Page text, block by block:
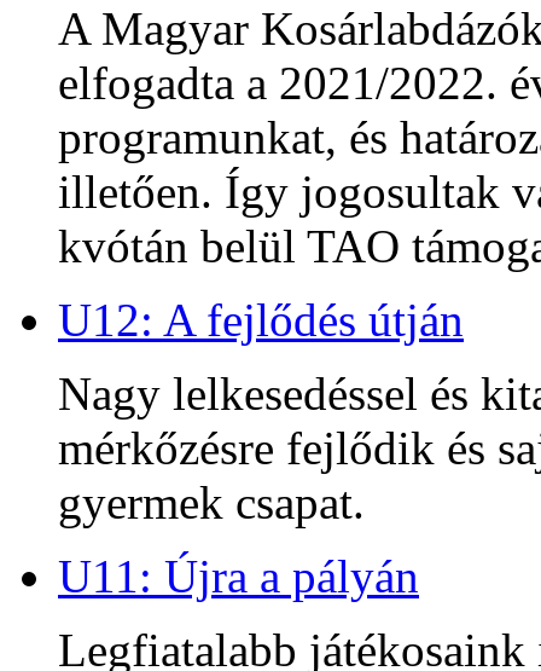
A Magyar
elfogadta a 2021/2022.
programunkat, és
illetően. Így jogosultak
kvótán belül TAO
U12: A fejlődés útján
Nagy lelkesedéssel és
mérkőzésre fejlődik és
gyermek csapat.
U11: Újra a pályán
Legfiatalabb